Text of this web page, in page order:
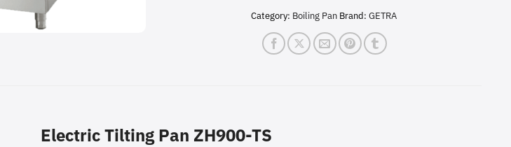
Category: Boiling Pan Brand:GETRA
Electric Tilting Pan ZH900-TS